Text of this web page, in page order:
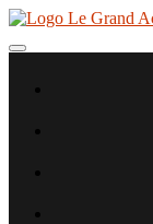
Aller
contenu
Toggle navigation